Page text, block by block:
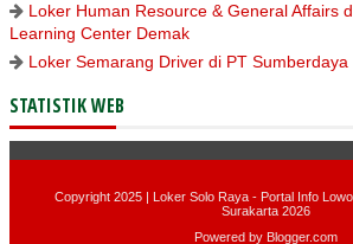
Loker Human Resource & General Affairs
Learning Center Demak
Loker Semarang Driver di PT
STATISTIK WEB
Copyright 2025 |
Loker Solo Raya - Portal Info
Surakarta 2026
Powered by Blogger.com